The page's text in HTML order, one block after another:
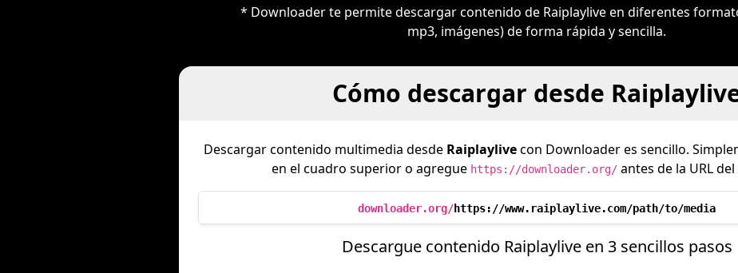
* Downloader te permite descargar contenido de Raiplaylive en diferentes
mp3, imágenes) de forma rápida y sencilla.
Cómo descargar desde
Descargar contenido multimedia desde Raiplaylivecon Downloader es sencillo.
en el cuadro superior o agregue https://downloader.org/antes de la URL
downloader.org/https://www.raiplaylive.com/path/to/media
Descargue contenido Raiplaylive en 3 sencillos pasos